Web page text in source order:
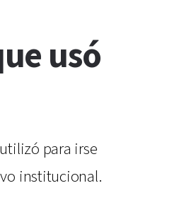
usó
para irse
institucional.